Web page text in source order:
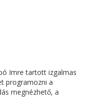
Imre tartott izgalmas
programozni a
megnézhető, a